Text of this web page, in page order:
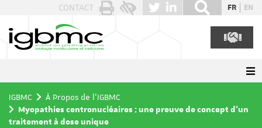
CONTACT FR EN
IGBMC
À Propos de l'IGBMC
Myopathies centronucléaires : une preuve de concept d’un
traitement à dose unique
Panneau de gestion des cookies